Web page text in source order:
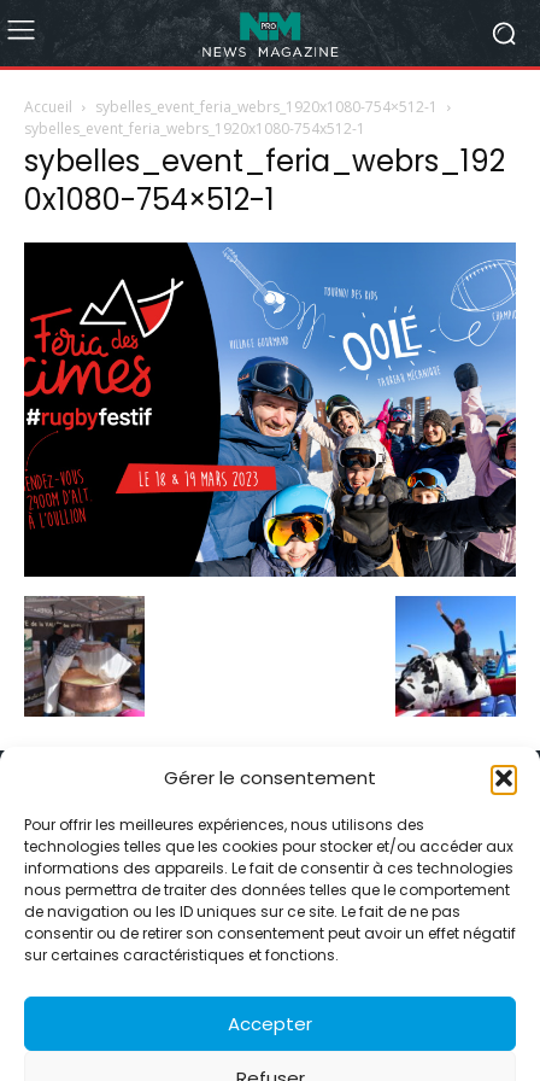
Gérer le consentement
Pour offrir les meilleures expériences, nous utilisons des
technologies telles que les cookies pour stocker et/ou accéder aux
informations des appareils. Le fait de consentir à ces technologies
nous permettra de traiter des données telles que le comportement
de navigation ou les ID uniques sur ce site. Le fait de ne pas
consentir ou de retirer son consentement peut avoir un effet négatif
sur certaines caractéristiques et fonctions.
Accepter
Accueil
sybelles_event_feria_webrs_1920x1080-754×512-1
sybelles_event_feria_webrs_1920x1080-754x512-1
sybelles_event_feria_webrs_192
0x1080-754×512-1
Alternative Média est une agence de relations presse et de
relations publiques basée à Grenoble. Depuis 1995, elle conçoit et
pilote des stratégies de visibilité en France et à l’international
grâce à un réseau d’agences partenaires.